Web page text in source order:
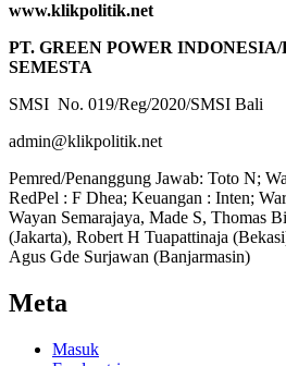
www.klikpolitik.net
PT. GREEN POWER
SEMESTA
SMSI No. 019/Reg/2020/SMSI Bali
admin@klikpolitik.net
Pemred/Penanggung Jawab: Toto N;
RedPel : F Dhea; Keuangan : Inten;
Wayan Semarajaya, Made S, Thomas
(Jakarta), Robert H Tuapattinaja
Agus Gde Surjawan (Banjarmasin)
Meta
Masuk